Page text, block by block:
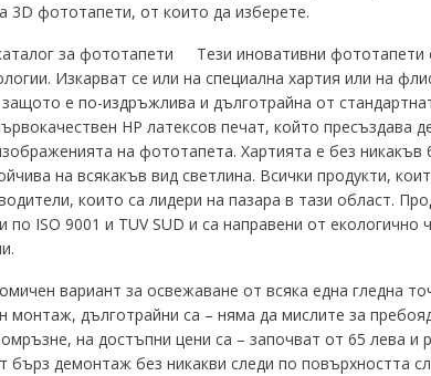
3D фототапети, от които да изберете.
Тези иновативни фототапети
Изкарват се или на специална хартия или на
е по-издръжлива и дълготрайна от
HP латексов печат, който пресъздава
на фототапета. Хартията е без никакъв
на всякакъв вид светлина. Всички продукти,
които са лидери на пазара в тази област.
ISO 9001 и TUV SUD и са направени от екологично
вариант за освежаване от всяка една гледна
монтаж, дълготрайни са – няма да мислите за
на достъпни цени са – започват от 65 лева и
бърз демонтаж без никакви следи по повърхността